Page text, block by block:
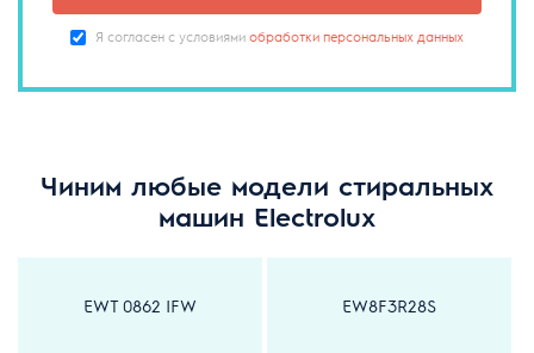
Я согласен с условиями обработки персональных данных
Чиним любые модели стиральных
машин Electrolux
EWT 0862 IFW EW8F3R28S